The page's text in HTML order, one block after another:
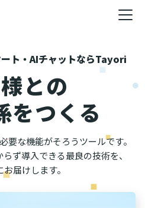
ト・AIチャットならTayori
との
をつくる
要な機能がそろうツールです。
ず導入できる最良の技術を、
届けします。